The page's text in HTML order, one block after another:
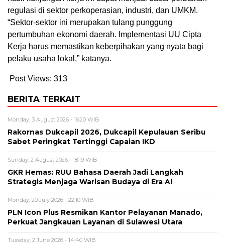
regulasi di sektor perkoperasian, industri, dan UMKM.
“Sektor-sektor ini merupakan tulang punggung
pertumbuhan ekonomi daerah. Implementasi UU Cipta
Kerja harus memastikan keberpihakan yang nyata bagi
pelaku usaha lokal,” katanya.
Post Views: 313
BERITA TERKAIT
Monday, 3 August 2026 - 16:20 WIB
Rakornas Dukcapil 2026, Dukcapil Kepulauan Seribu
Sabet Peringkat Tertinggi Capaian IKD
Sunday, 2 August 2026 - 18:19 WIB
GKR Hemas: RUU Bahasa Daerah Jadi Langkah
Strategis Menjaga Warisan Budaya di Era AI
Monday, 20 July 2026 - 22:10 WIB
PLN Icon Plus Resmikan Kantor Pelayanan Manado,
Perkuat Jangkauan Layanan di Sulawesi Utara
Tuesday, 2 June 2026 - 14:40 WIB